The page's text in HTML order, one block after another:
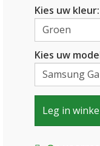
Kies uw kleur:
Kies uw
Leg in